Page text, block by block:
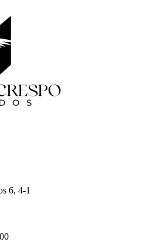
6, 4-1